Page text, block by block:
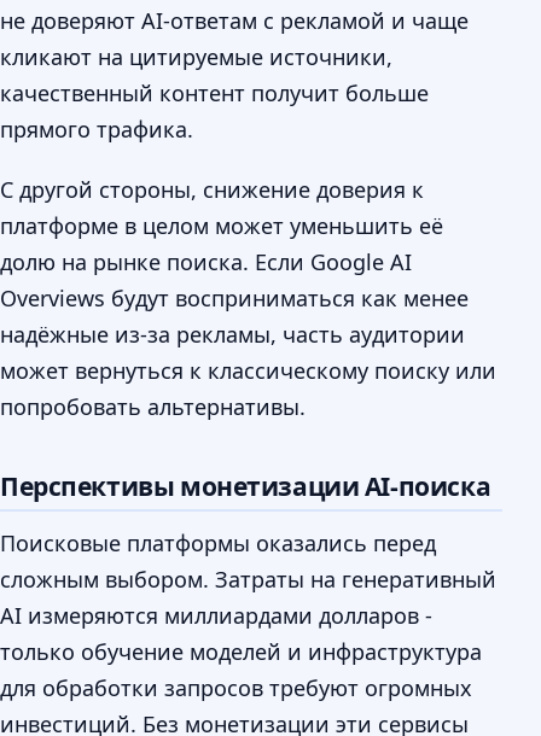
не доверяют AI-ответам с рекламой и чаще
кликают на цитируемые источники,
качественный контент получит больше
прямого трафика.
С другой стороны, снижение доверия к
платформе в целом может уменьшить её
долю на рынке поиска. Если Google AI
Overviews будут восприниматься как менее
надёжные из-за рекламы, часть аудитории
может вернуться к классическому поиску или
попробовать альтернативы.
Перспективы монетизации AI-поиска
Поисковые платформы оказались перед
сложным выбором. Затраты на генеративный
AI измеряются миллиардами долларов -
только обучение моделей и инфраструктура
для обработки запросов требуют огромных
инвестиций. Без монетизации эти сервисы